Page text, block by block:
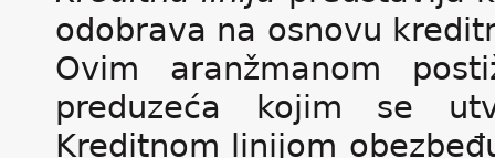
odobrava na osnovu
Ovim aranžmanom
preduzeća kojim se
Kreditnom linijom